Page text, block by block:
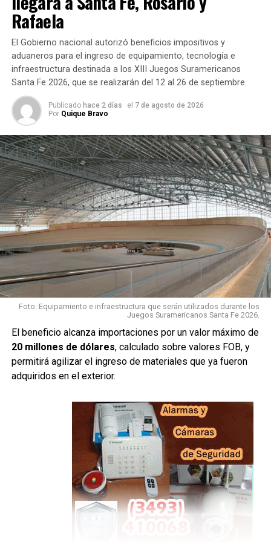
Durante la audiencia se realizó una modificación sobre la
descripción de los hechos atribuidos a
años, quien está imputada como coautora del homicidio.
Según
explicó
corrección
relacionada
con el
momento en
que se
produjo el
fallecimiento de Jeremías. El ajuste no modificó
sustancialmente la acusación, sino que precisó ese
aspecto de la investigación.
Con esta instancia cumplida, la Fiscalía considera que la
causa está en condiciones de avanzar hacia laetapa
Madre e hija, en una misma
acusación
calificado por el concurso premeditado de dos o más
personas, ensañamiento y alevosía.
Nadia Juárez , está imputada comopartícipe
del mismo hecho.
A pesar de que se trata de una imputada menor de edad y
otra mayor, la Fiscalía sostiene que ambas deberían
Rafaela
El Gobierno nacional autorizó beneficios impositivos y
aduaneros para el ingreso de equipamiento, tecnología e
infraestructura destinada a los XIII Juegos Suramericanos
Santa Fe 2026, que se realizarán del 12 al 26 de septiembre.
Publicado hace 2 días el 7 de agosto de 2026
Por Quique Bravo
Foto: Equipamiento e infraestructura que serán utilizados durante los
Juegos Suramericanos Santa Fe 2026.
El beneficio alcanza importaciones por un valor máximo de
20 millones de dólares, calculado sobre valores FOB, y
permitirá agilizar el ingreso de materiales que ya fueron
adquiridos en el exterior.